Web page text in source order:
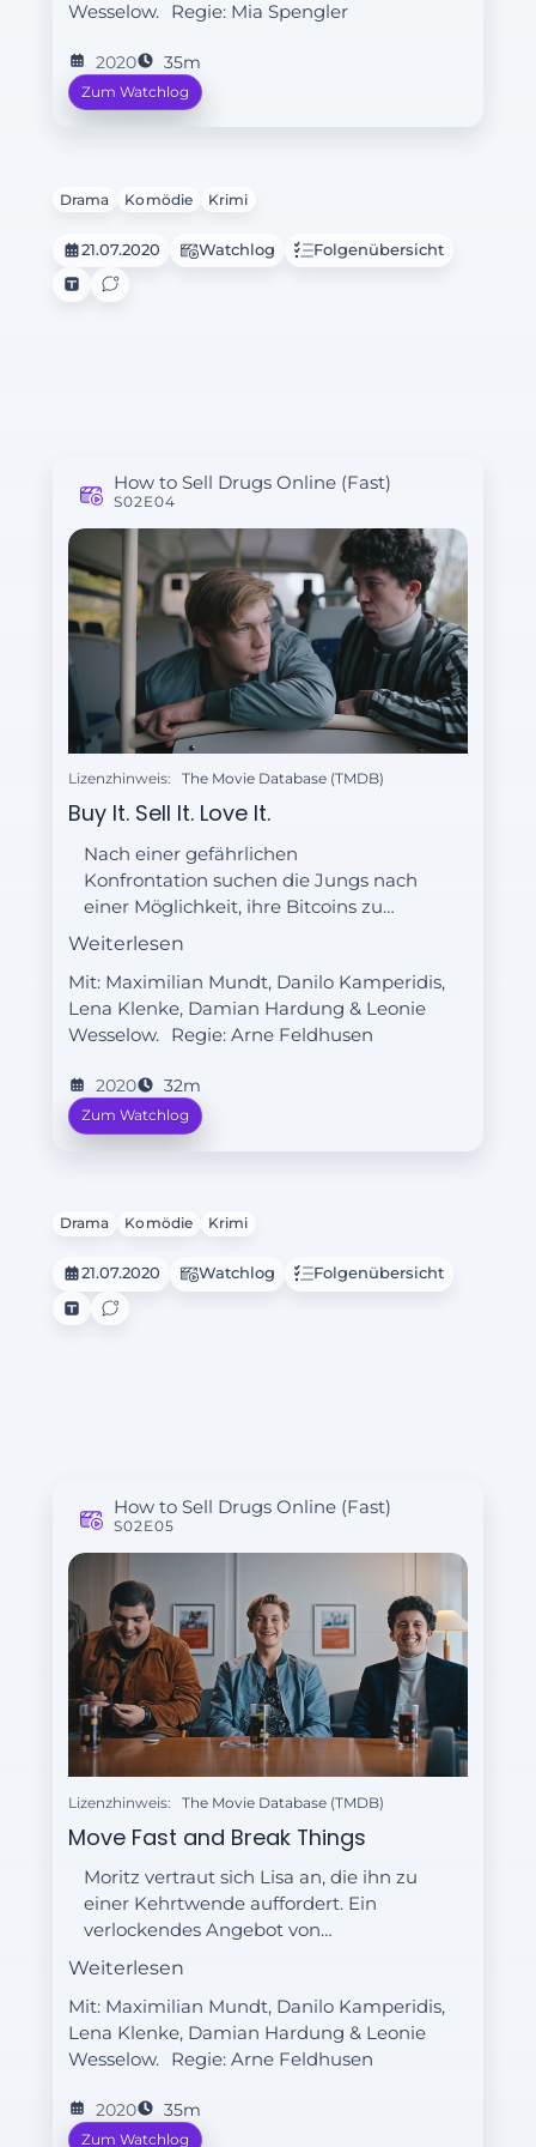
Wesselow. Regie: Mia Spengler
2020 35m
Zum Watchlog
Drama Komödie Krimi
21.07.2020 Watchlog Folgenübersicht
How to Sell Drugs Online (Fast)
S02E04
Lizenzhinweis: The Movie Database (TMDB)
Buy It. Sell It. Love It.
Nach einer gefährlichen
Konfrontation suchen die Jungs nach
einer Möglichkeit, ihre Bitcoins zu
Barem zu machen. Moritz wird von
eingeholt.
Weiterlesen
Mit: Maximilian Mundt, Danilo Kamperidis,
Lena Klenke, Damian Hardung & Leonie
Wesselow.
Regie: Arne Feldhusen
2020 32m
Zum Watchlog
Drama Komödie Krimi
21.07.2020 Watchlog Folgenübersicht
How to Sell Drugs Online (Fast)
S02E05
Lizenzhinweis: The Movie Database (TMDB)
Move Fast and Break Things
Moritz vertraut sich Lisa an, die ihn zu
einer Kehrtwende auffordert. Ein
verlockendes Angebot von
Goodtimes stellt seine Loyalität
Probe.
Weiterlesen
Mit: Maximilian Mundt, Danilo Kamperidis,
Lena Klenke, Damian Hardung & Leonie
Wesselow.
Regie: Arne Feldhusen
2020 35m
Zum Watchlog